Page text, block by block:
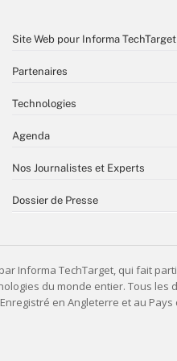
Site Web pour Informa TechTarget
Partenaires
Technologies
Agenda
Nos Journalistes et Experts
Dossier de Presse